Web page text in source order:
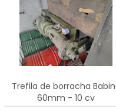
Trefila de borracha
60mm - 10 cv